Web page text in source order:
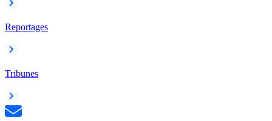
Reportages
Tribunes